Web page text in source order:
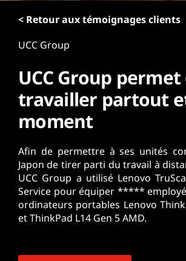
< Retour aux témoignages clients
UCC Group
UCC Group permet
travailler partout
moment
Afin de permettre à ses unités
Japon de tirer parti du travail à
UCC Group a utilisé Lenovo
Service pour équiper *****
ordinateurs portables Lenovo
et ThinkPad L14 Gen 5 AMD.